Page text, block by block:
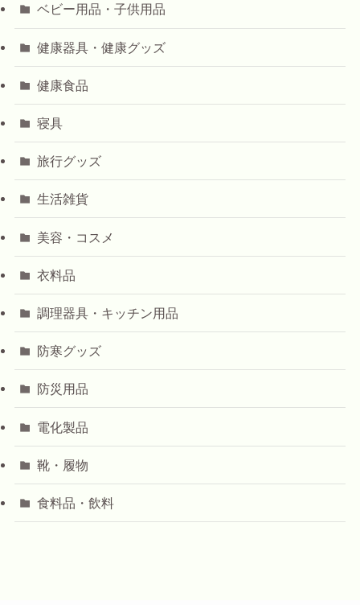
ベビー用品・子供用品
健康器具・健康グッズ
健康食品
寝具
旅行グッズ
生活雑貨
美容・コスメ
衣料品
調理器具・キッチン用品
防寒グッズ
防災用品
電化製品
靴・履物
食料品・飲料